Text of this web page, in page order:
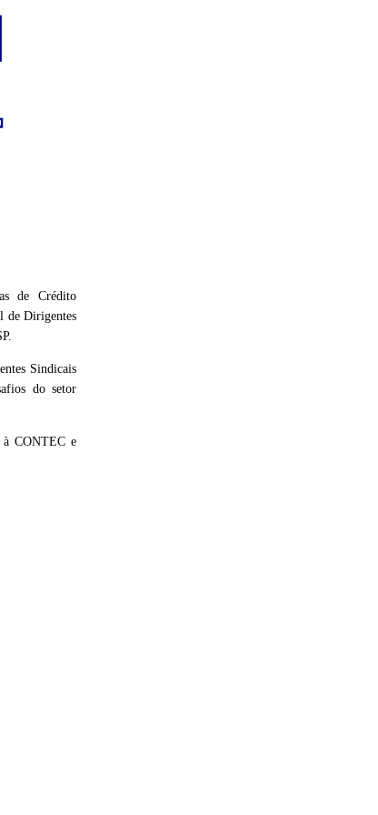
de Crédito
de Dirigentes
Sindicais
do setor
à CONTEC e